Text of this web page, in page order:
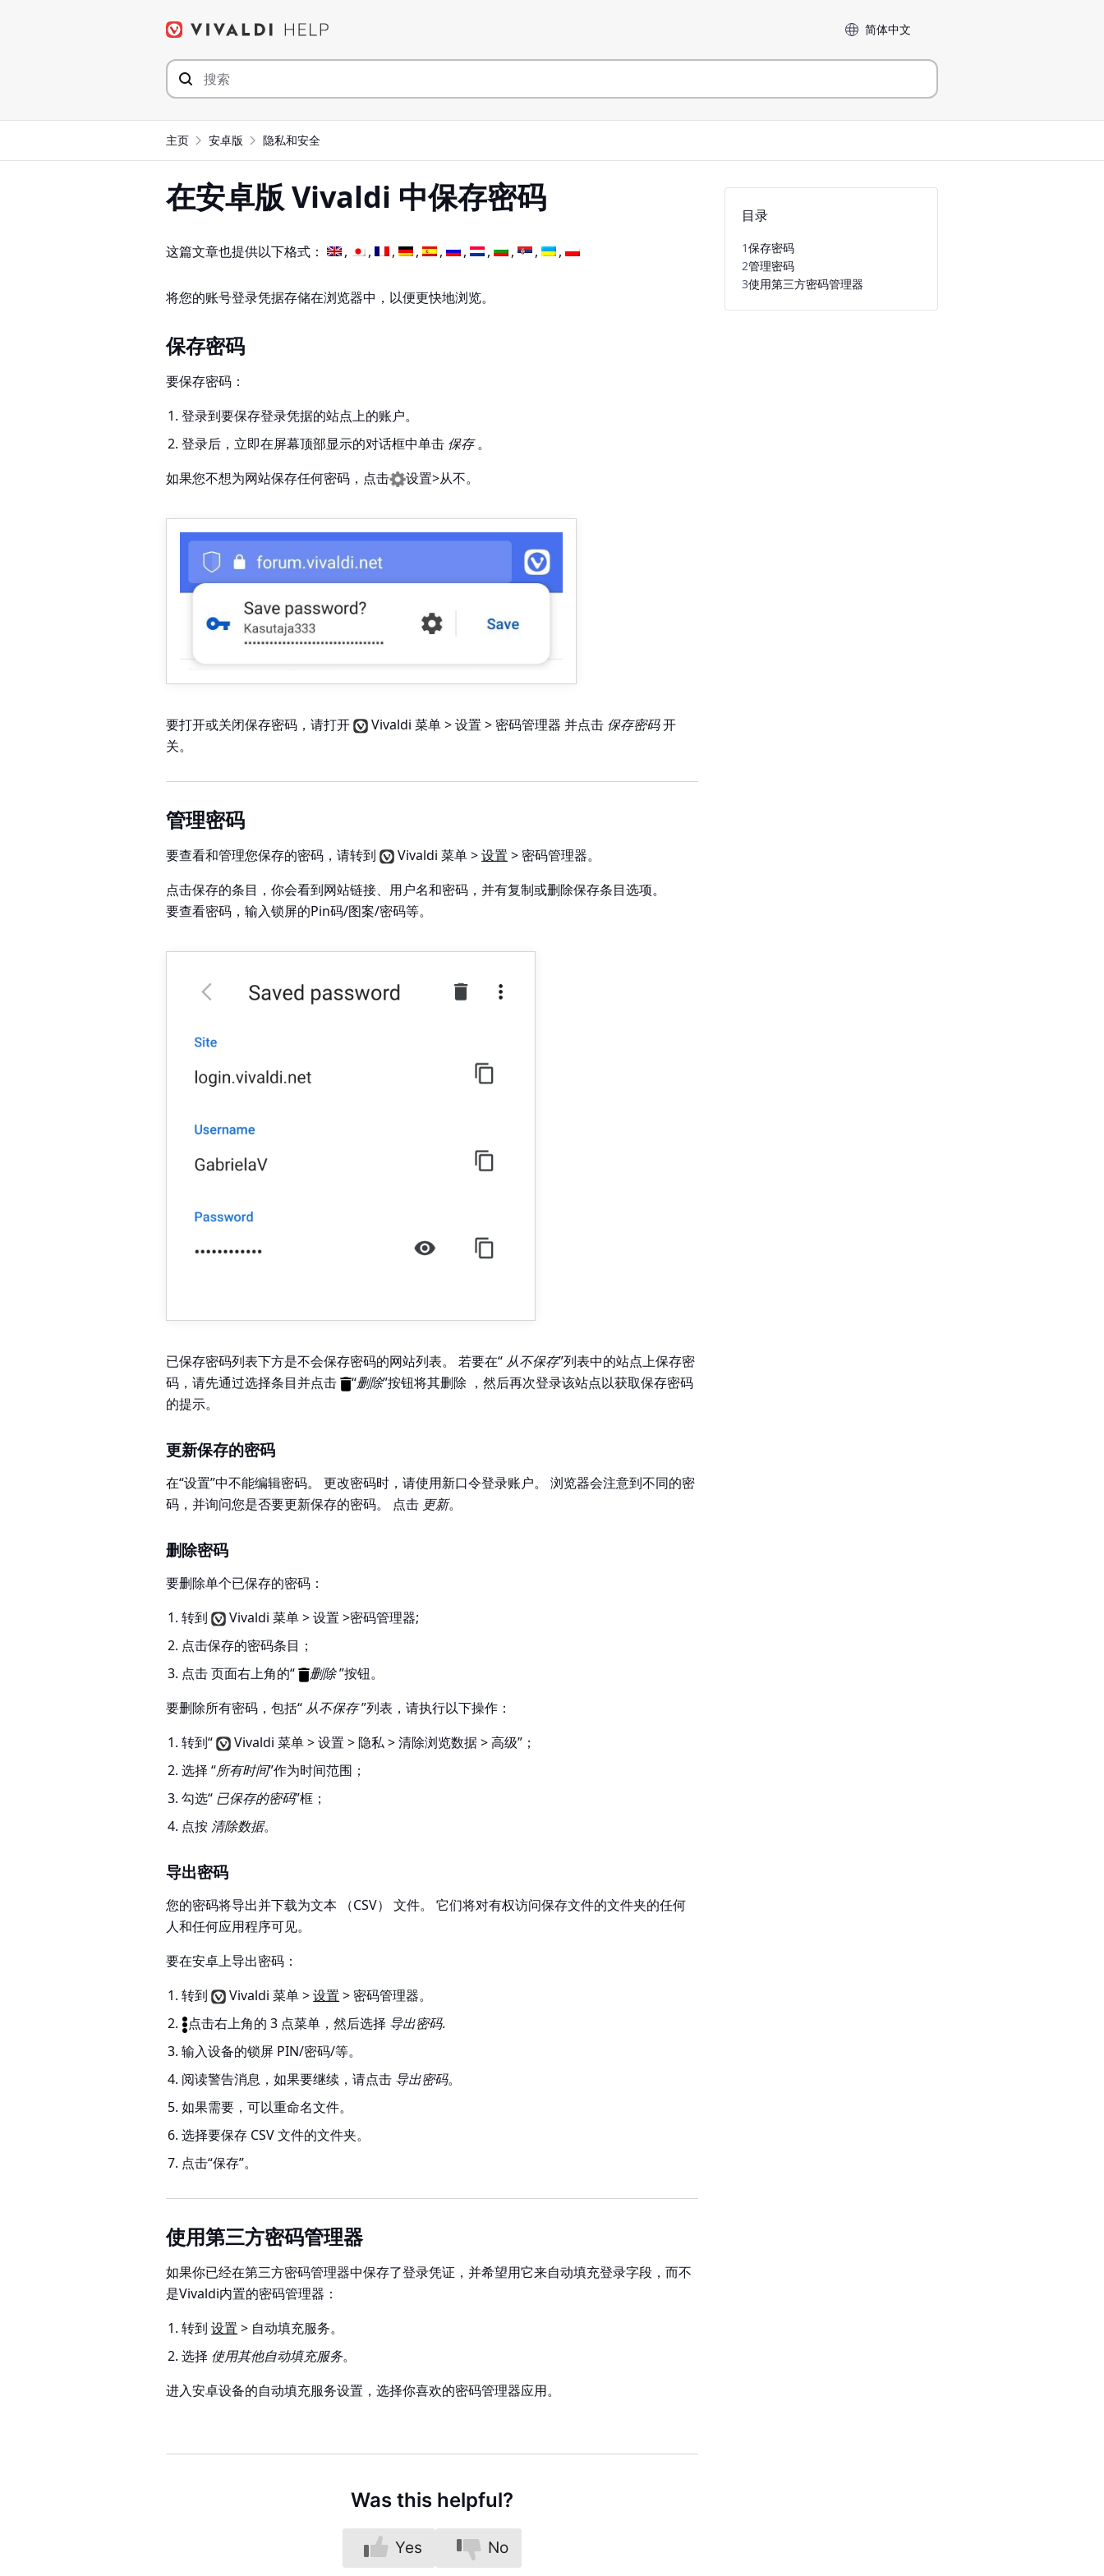
Language
主页 安卓版 隐私和安全
在安卓版 Vivaldi 中保存密码
这篇文章也提供以下格式：
将您的账号登录凭据存储在浏览器中，以便更快地浏览。
保存密码
要保存密码：
登录到要保存登录凭据的站点上的账户。
登录后，立即在屏幕顶部显示的对话框中单击 保存。
如果您不想为网站保存任何密码，点击
设置>从不。
要打开或关闭保存密码，请打开 Vivaldi 菜单 > 设置 > 密码管理器 并点击 保存密码开
关。
管理密码
要查看和管理您保存的密码，请转到 Vivaldi 菜单 >设置 > 密码管理器。
点击保存的条目，你会看到网站链接、用户名和密码，并有复制或删除保存条目选项。
要查看密码，输入锁屏的Pin码/图案/密码等。
已保存密码列表下方是不会保存密码的网站列表。 若要在“ 从不保存”列表中的站点上保存密
码，请先通过选择条目并点击
“删除”按钮将其删除 ，然后再次登录该站点以获取保存密码
的提示。
更新保存的密码
在“设置”中不能编辑密码。 更改密码时，请使用新口令登录账户。 浏览器会注意到不同的密
码，并询问您是否要更新保存的密码。 点击 更新。
删除密码
要删除单个已保存的密码：
转到
Vivaldi 菜单 > 设置 >密码管理器;
点击保存的密码条目；
点击 页面右上角的“
删除”按钮。
要删除所有密码，包括“ 从不保存”列表，请执行以下操作：
转到“
Vivaldi 菜单 > 设置 > 隐私 > 清除浏览数据 > 高级”；
选择 “所有时间”作为时间范围；
勾选“ 已保存的密码”框；
点按 清除数据。
导出密码
您的密码将导出并下载为文本 （CSV） 文件。 它们将对有权访问保存文件的文件夹的任何
人和任何应用程序可见。
要在安卓上导出密码：
转到
Vivaldi 菜单 >设置 > 密码管理器。
点击右上角的 3 点菜单，然后选择 导出密码.
输入设备的锁屏 PIN/密码/等。
阅读警告消息，如果要继续，请点击 导出密码。
如果需要，可以重命名文件。
选择要保存 CSV 文件的文件夹。
点击“保存”。
使用第三方密码管理器
如果你已经在第三方密码管理器中保存了登录凭证，并希望用它来自动填充登录字段，而不
是Vivaldi内置的密码管理器：
转到设置 > 自动填充服务。
选择 使用其他自动填充服务。
进入安卓设备的自动填充服务设置，选择你喜欢的密码管理器应用。
Was this helpful?
Yes No
目录
1保存密码
2管理密码
3使用第三方密码管理器